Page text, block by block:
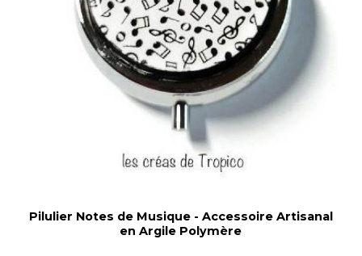
Pilulier Notes de Musique - Accessoire Artisanal
en Argile Polymère